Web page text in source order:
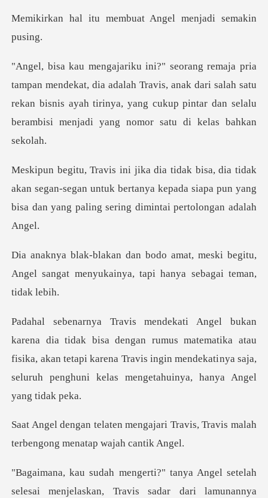
membuat Angel men
adalah Travis, anak dari salah satu
rekan bisnis ayah tirinya, yang cukup
akan segan-segan untuk bertanya kepada siapa pun yang
bis
meski begitu,
Angel sangat menyukainya,
an rumus matematika atau
fisika, akan tetapi karena Travis ingin mendekati
jari Travis, Travis malah
terbe
setelah
selesai menjelaskan, Travis sadar d